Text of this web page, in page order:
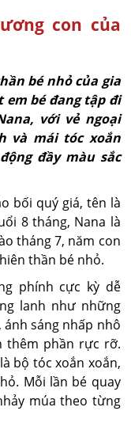
con của
bé nhỏ của gia
bé đang tập đi
với vẻ ngoại
và mái tóc xoắn
đầy màu sắc
bối quý giá, tên là
8 tháng, Nana là
tháng 7, năm con
thần bé nhỏ.
phính cực kỳ dễ
lanh như những
ánh sáng nhấp nhô
thêm phần rực rỡ.
bộ tóc xoắn xoắn,
Mỗi lần bé quay
múa theo từng